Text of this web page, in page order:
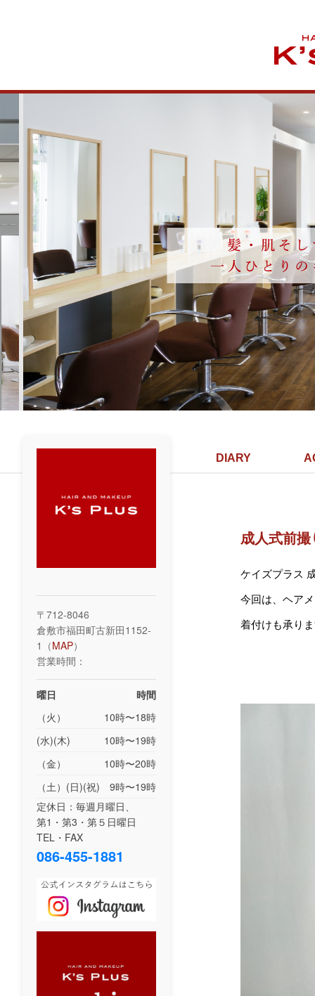
DIARY
成人式前
ケイズプラス
今回は、ヘア
着付けも承り
〒712-8046
倉敷市福田町古新田1152-
1（MAP）
営業時間：
曜日
時間
（火）
10時〜18時
(水)(木)
10時〜19時
（金）
10時〜20時
（土）(日)(祝)
9時〜19時
定休日：毎週月曜日、
第1・第3・第５日曜日
TEL・FAX
086-455-1881